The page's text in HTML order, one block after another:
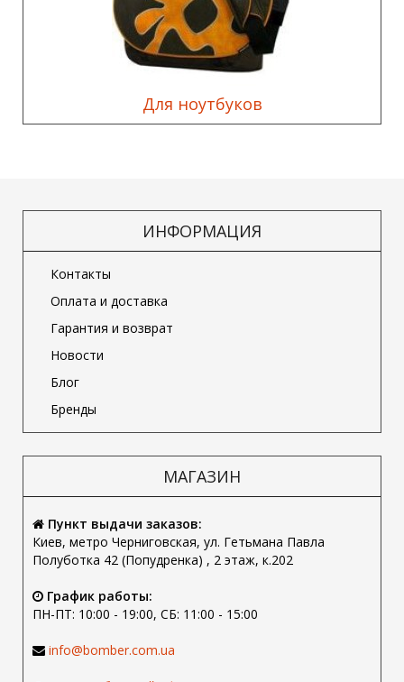
Для ноутбуков
ИНФОРМАЦИЯ
Контакты
Оплата и доставка
Гарантия и возврат
Новости
Блог
Бренды
МАГАЗИН
Пункт выдачи заказов:
Киев, метро Черниговская, ул. Гетьмана Павла
Полуботка 42 (Попудренка) , 2 этаж, к.202
График работы:
ПН-ПТ: 10:00 - 19:00, СБ: 11:00 - 15:00
info@bomber.com.ua